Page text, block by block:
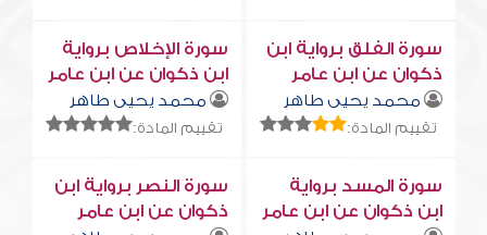
سورة الفلق برواية ابن
ذكوان عن ابن عامر
محمد يحيى طاهر
تقييم المادة:
سورة الإخلاص برواية
ابن ذكوان عن ابن عامر
محمد يحيى طاهر
تقييم المادة:
سورة المسد برواية
ابن ذكوان عن ابن عامر
سورة النصر برواية ابن
ذكوان عن ابن عامر